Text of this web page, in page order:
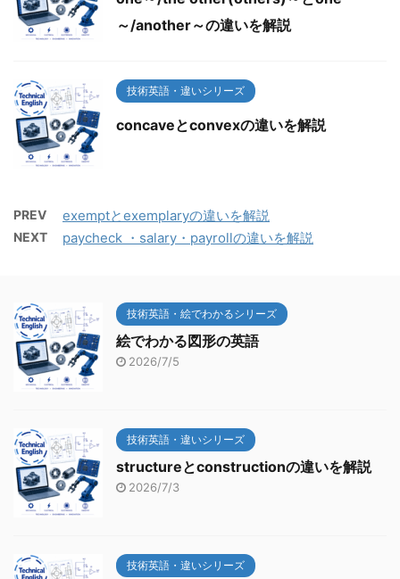
～/another～の違いを解説
技術英語・違いシリーズ
concaveとconvexの違いを解説
PREV exemptとexemplaryの違いを解説
NEXT paycheck ・salary・payrollの違いを解説
技術英語・絵でわかるシリーズ
絵でわかる図形の英語
2026/7/5
技術英語・違いシリーズ
structureとconstructionの違いを解説
2026/7/3
技術英語・違いシリーズ